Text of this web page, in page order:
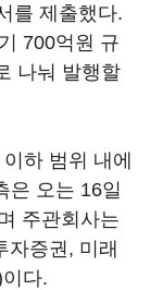
를 제출했다.
700억원 규
나눠 발행할
하 범위 내에
은 오는 16일
주관회사는
자증권, 미래
이다.